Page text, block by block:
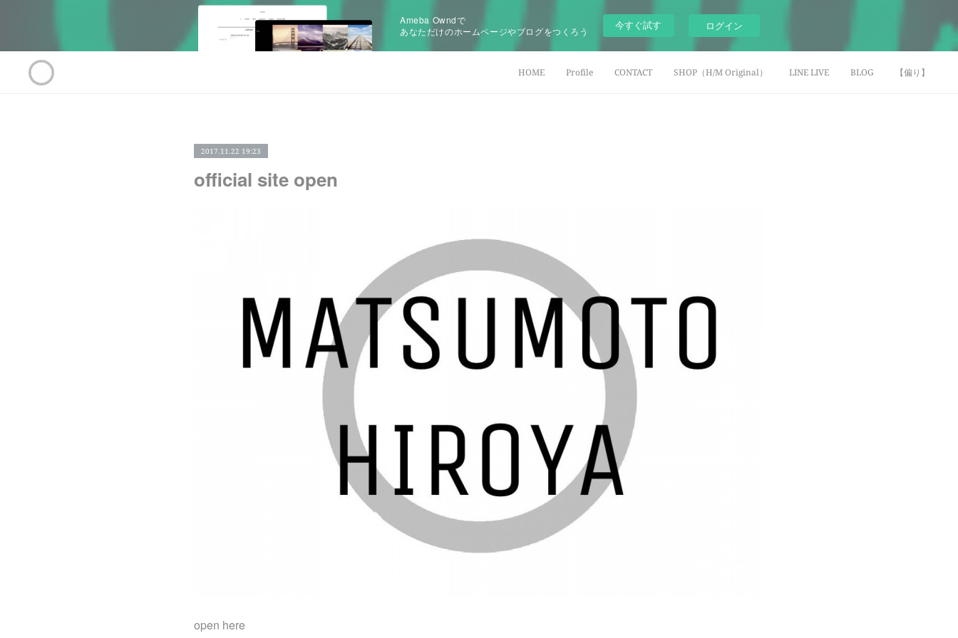
Ameba Owndで
あなただけのホームページやブログをつくろう
今すぐ試す ログイン
HOME Profile CONTACT SHOP（H/M Original） LINE LIVE BLOG 【偏り】
2017.11.22 19:23
official site open
open here